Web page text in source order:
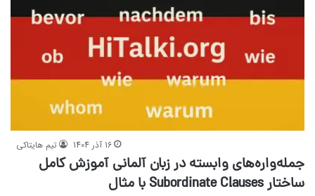
تیم هایتاکی 16 آذر 1404
جمله‌واره‌های وابسته در زبان آلمانی آموزش کامل
ساختار Subordinate Clauses با مثال